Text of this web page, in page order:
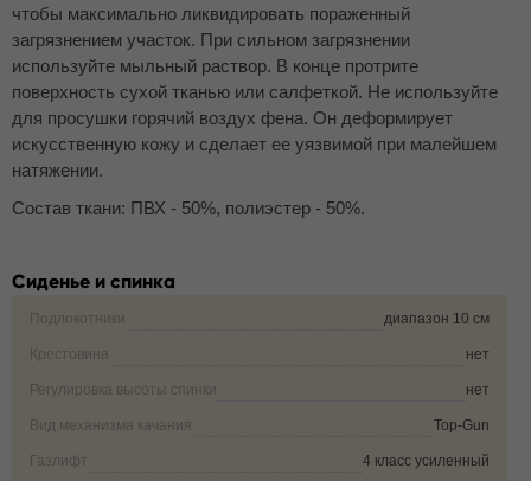
чтобы максимально ликвидировать пораженный
загрязнением участок. При сильном загрязнении
используйте мыльный раствор. В конце протрите
поверхность сухой тканью или салфеткой. Не используйте
для просушки горячий воздух фена. Он деформирует
искусственную кожу и сделает ее уязвимой при малейшем
натяжении.
Состав ткани: ПВХ - 50%, полиэстер - 50%.
Сиденье и спинка
Подлокотники диапазон 10 см
Крестовина нет
Регулировка высоты спинки нет
Вид механизма качания Top-Gun
Газлифт 4 класс усиленный